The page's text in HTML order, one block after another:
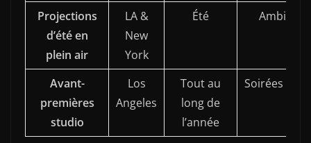
Projections
d’été en
plein air
LA &
New
York
Été
Avant-
premières
studio
Los
Angeles
Tout au
long de
l’année
Soirées